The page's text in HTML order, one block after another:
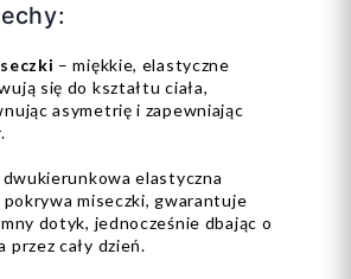
– miękkie, elastyczne
się do kształtu ciała,
asymetrię i zapewniając
dwukierunkowa elastyczna
miseczki, gwarantuje
dotyk, jednocześnie dbając o
przez cały dzień.